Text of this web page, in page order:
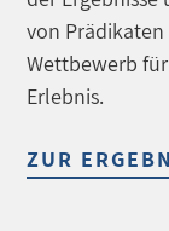
von
Wettbewerb
Erlebnis.
ZUR